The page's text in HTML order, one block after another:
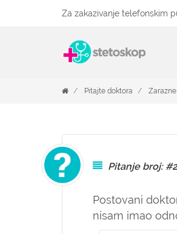
Za zakazivanje telefonskim
Pitajte doktora
Pitanje broj:
Postovani
nisam imao